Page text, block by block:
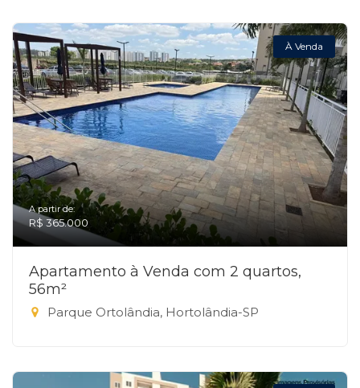
À Venda
A partir de:
R$ 365.000
Apartamento à Venda com 2 quartos,
56m²
Parque Ortolândia, Hortolândia-SP